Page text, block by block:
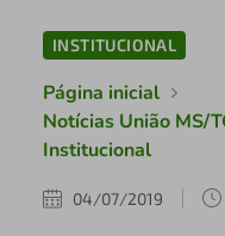
INSTITUCIONAL
Página inicial
Notícias União MS/
Institucional
04/07/2019